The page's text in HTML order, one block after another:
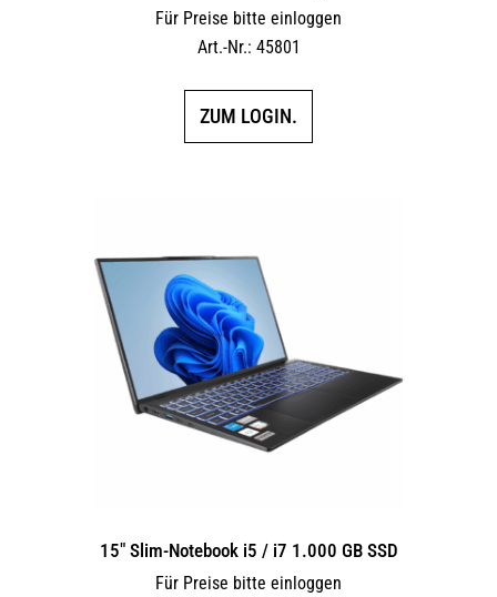
Für Preise bitte einloggen
Art.-Nr.: 45801
ZUM LOGIN.
15″ Slim-Notebook i5 / i7 1.000 GB SSD
Für Preise bitte einloggen